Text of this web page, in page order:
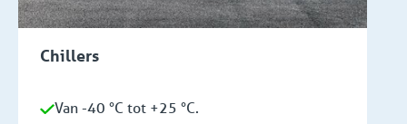
Chillers
Van -40 °C tot +25 °C.